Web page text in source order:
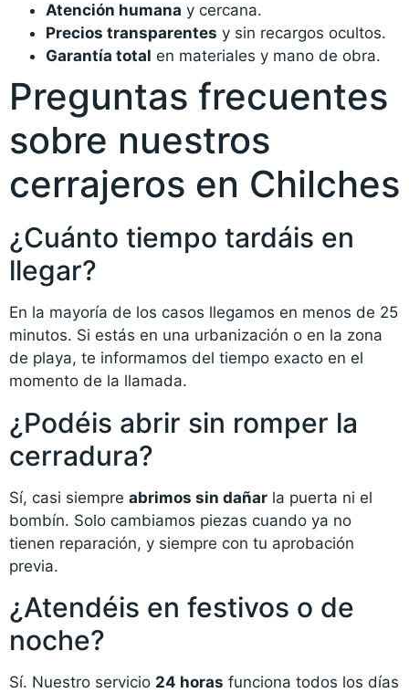
Atención humana y cercana.
Precios transparentes y sin recargos ocultos.
Garantía total en materiales y mano de obra.
Preguntas frecuentes
sobre nuestros
cerrajeros en Chilches
¿Cuánto tiempo tardáis en
llegar?
En la mayoría de los casos llegamos en menos de 25
minutos. Si estás en una urbanización o en la zona
de playa, te informamos del tiempo exacto en el
momento de la llamada.
¿Podéis abrir sin romper la
cerradura?
Sí, casi siempre abrimos sin dañar la puerta ni el
bombín. Solo cambiamos piezas cuando ya no
tienen reparación, y siempre con tu aprobación
previa.
¿Atendéis en festivos o de
noche?
Sí. Nuestro servicio 24 horas funciona todos los días